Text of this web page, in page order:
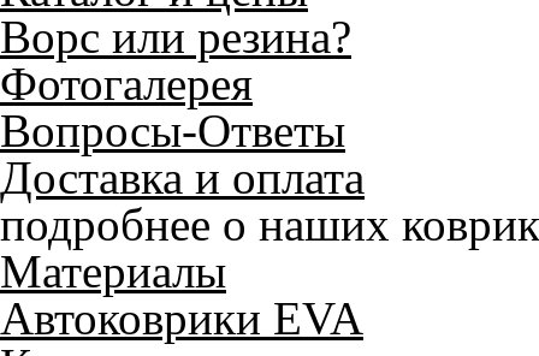
Ворс или резина?
Фотогалерея
Вопросы-Ответы
Доставка и оплата
подробнее о наших
Материалы
Автоковрики EVA